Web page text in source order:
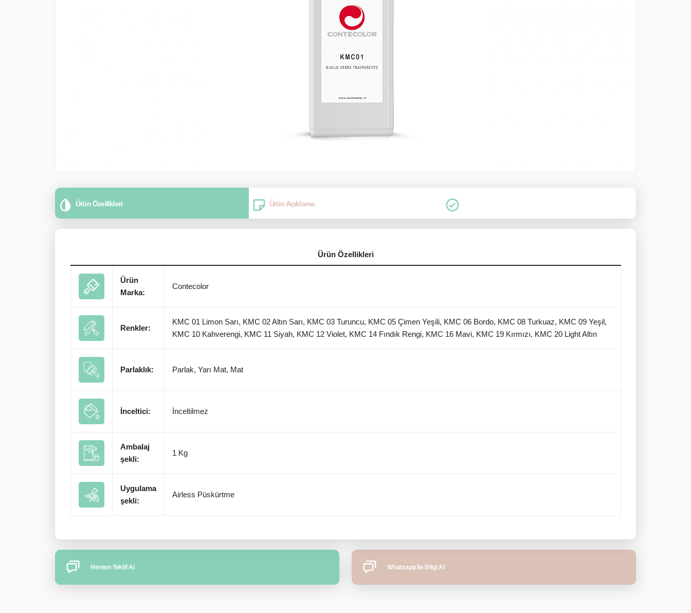
Ürün Özellikleri Ürün Açıklama
Ürün Özellikleri
Ürün
Marka:
Contecolor
Renkler:
KMC 01 Limon Sarı, KMC 02 Altın Sarı, KMC 03 Turuncu, KMC 05 Çimen Yeşili, KMC 06 Bordo, KMC 08 Turkuaz, KMC 09 Yeşil,
KMC 10 Kahverengi, KMC 11 Siyah, KMC 12 Violet, KMC 14 Fındık Rengi, KMC 16 Mavi, KMC 19 Kırmızı, KMC 20 Light Altın
Parlaklık: Parlak, Yarı Mat, Mat
İnceltici: İnceltilmez
Ambalaj
şekli:
1 Kg
Uygulama
şekli:
Airless Püskürtme
Hemen Teklif Al Whatsapp İle Bilgi Al